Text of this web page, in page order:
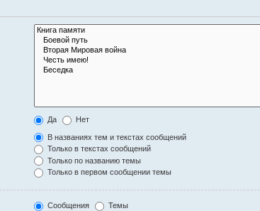
Да Нет
В названиях тем и текстах сообщений
Только в текстах сообщений
Только по названию темы
Только в первом сообщении темы
Сообщения Темы